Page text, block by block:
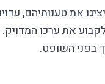
את טענותיהם,
את ערכו המדויק.
בפני השופט.